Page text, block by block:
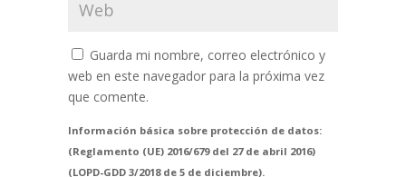
Guarda mi nombre, correo electrónico y
web en este navegador para la próxima vez
que comente.
Información básica sobre protección de datos:
(Reglamento (UE) 2016/679 del 27 de abril 2016)
(LOPD-GDD 3/2018 de 5 de diciembre).